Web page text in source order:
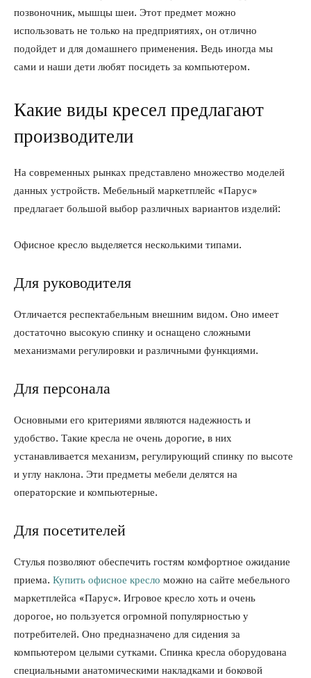
позвоночник, мышцы шеи. Этот предмет можно
использовать не только на предприятиях, он отлично
подойдет и для домашнего применения. Ведь иногда мы
сами и наши дети любят посидеть за компьютером.
Какие виды кресел предлагают
производители
На современных рынках представлено множество моделей
данных устройств. Мебельный маркетплейс «Парус»
предлагает большой выбор различных вариантов изделий:
Офисное кресло выделяется несколькими типами.
Для руководителя
Отличается респектабельным внешним видом. Оно имеет
достаточно высокую спинку и оснащено сложными
механизмами регулировки и различными функциями.
Для персонала
Основными его критериями являются надежность и
удобство. Такие кресла не очень дорогие, в них
устанавливается механизм, регулирующий спинку по высоте
и углу наклона. Эти предметы мебели делятся на
операторские и компьютерные.
Для посетителей
Стулья позволяют обеспечить гостям комфортное ожидание
приема. Купить офисное кресло можно на сайте мебельного
маркетплейса «Парус». Игровое кресло хоть и очень
дорогое, но пользуется огромной популярностью у
потребителей. Оно предназначено для сидения за
компьютером целыми сутками. Спинка кресла оборудована
специальными анатомическими накладками и боковой